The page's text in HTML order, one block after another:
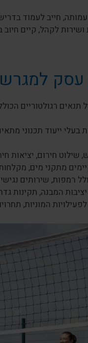
חייב לעמוד
לקהל, קיים חיוב
עסק
רגולטוריים
ייעוד תכנוני
שילוט חירום, יציאות
מתקני מים,
רמפות, שירותים
המבנה, תקינות
המוניות,